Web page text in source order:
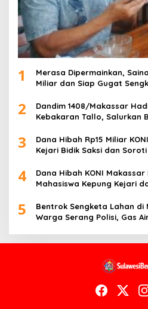
1
Merasa Dipermainkan,
Miliar dan Siap Gugat
2
Dandim 1408/Makassar
Kebakaran Tallo, Salurkan
3
Dana Hibah Rp15 Miliar
Kejari Bidik Saksi dan
4
Dana Hibah KONI
Mahasiswa Kepung Kejari
5
Bentrok Sengketa Lahan di
Warga Serang Polisi, Gas